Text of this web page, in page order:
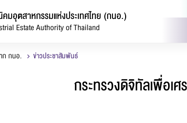
มอุตสาหกรรมแห่งประเทศไทย (กนอ.)
Estate Authority of Thailand
ก กนอ. ข่าวประชาสัมพันธ์
กระทรวงดิจิทัลเพื่อเ